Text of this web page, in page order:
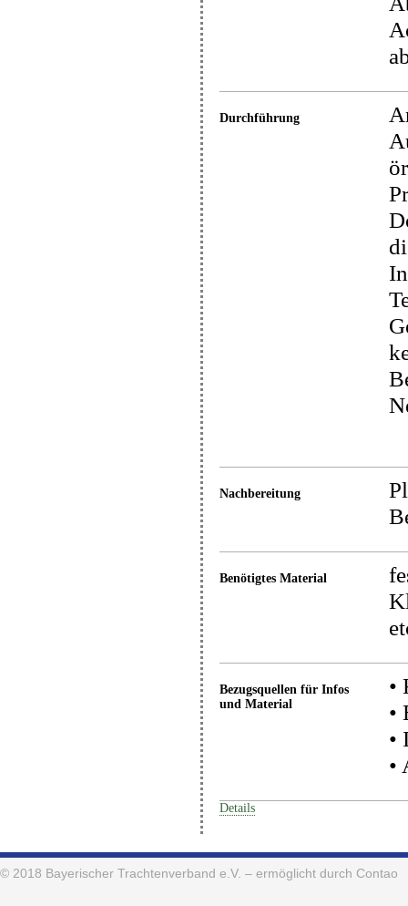
Durchführung
Nachbereitung
Benötigtes Material
Bezugsquellen für Infos
und Material
•
•
•
•
Details
© 2018 Bayerischer Trachtenverband e.V. – ermöglicht durch Contao